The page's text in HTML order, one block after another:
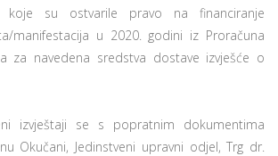
koje su ostvarile pravo na financiranje
manifestacija u 2020. godini iz Proračuna
za navedena sredstva dostave izvješće o
izvještaji se s popratnim dokumentima
Okučani, Jedinstveni upravni odjel, Trg dr.